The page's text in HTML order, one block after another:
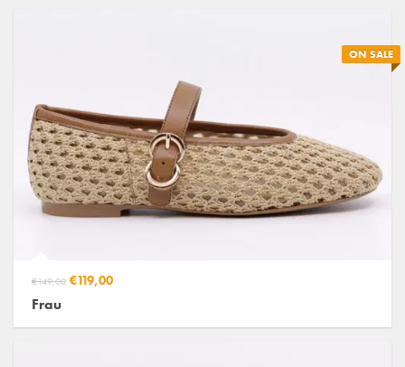
ON SALE
€149,00 €119,00
Frau